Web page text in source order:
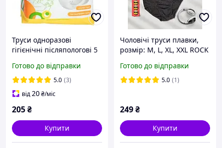
Труси одноразові
гігієнічні післяпологові 5
ступенем поглинання для
породіль Baby Team білий
Готово до відправки
5.0 (3)
від20₴/міс
205₴
Купити
Чоловічі труси плавки,
розмір: M, L, XL, XXL ROCK
Готово до відправки
5.0 (1)
249₴
Купити